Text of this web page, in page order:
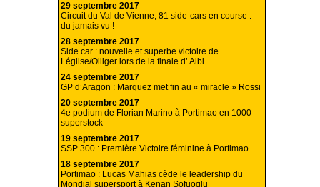
29 septembre 2017
Circuit du Val de Vienne, 81 side-cars en course :
du jamais vu !
28 septembre 2017
Side car : nouvelle et superbe victoire de
Léglise/Olliger lors de la finale d’ Albi
24 septembre 2017
GP d’Aragon : Marquez met fin au « miracle » Rossi
20 septembre 2017
4e podium de Florian Marino à Portimao en 1000
superstock
19 septembre 2017
SSP 300 : Première Victoire féminine à Portimao
18 septembre 2017
Portimao : Lucas Mahias cède le leadership du
Mondial supersport à Kenan Sofuoglu